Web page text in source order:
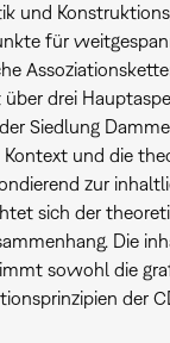
und
für
drei
Siedlung
und die
zur
sich der
Die
sowohl die
der